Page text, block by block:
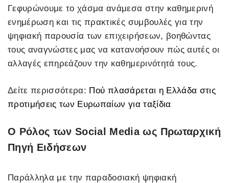
Γεφυρώνουμε το χάσμα ανάμεσα στην καθημερινή
ενημέρωση και τις πρακτικές συμβουλές για την
ψηφιακή παρουσία των επιχειρήσεων, βοηθώντας
τους αναγνώστες μας να κατανοήσουν πώς αυτές οι
αλλαγές επηρεάζουν την καθημερινότητά τους.
Δείτε περισσότερα: Πού πλασάρεται η Ελλάδα στις
προτιμήσεις των Ευρωπαίων για ταξίδια
Ο Ρόλος των Social Media ως Πρωταρχική
Πηγή Ειδήσεων
Παράλληλα με την παραδοσιακή ψηφιακή